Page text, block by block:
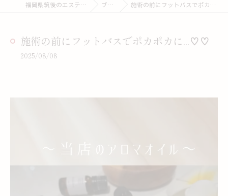
福岡県筑後のエステならLuce ブログ 施術の前にフットバスでポカポカに...♡♡
施術の前にフットバスでポカポカに...♡♡
2025/08/08